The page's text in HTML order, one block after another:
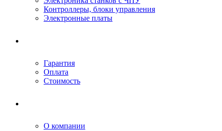
Контроллеры, блоки управления
Электронные платы
Гарантия
Оплата
Стоимость
О компании